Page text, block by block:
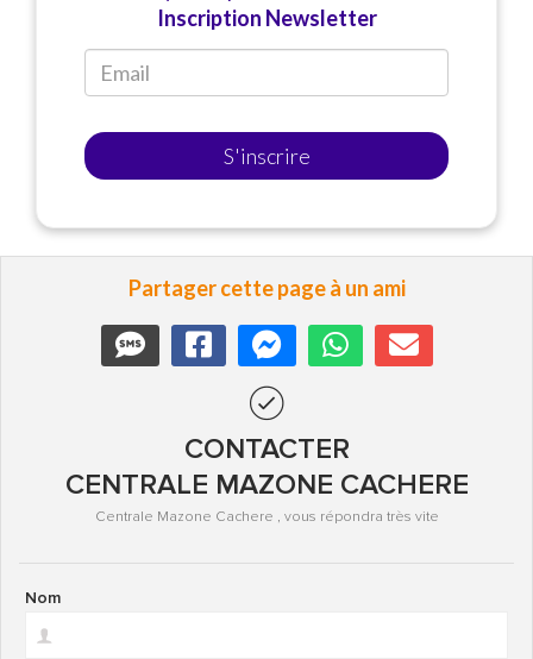
Inscription Newsletter
S'inscrire
Partager cette page à un ami
CONTACTER
CENTRALE MAZONE CACHERE
Centrale Mazone Cachere , vous répondra très vite
Nom